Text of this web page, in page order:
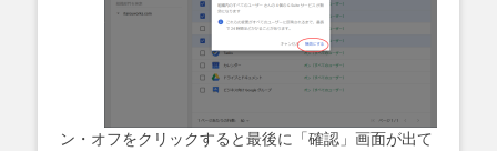
ン・オフをクリックすると最後に「確認」画面が出て